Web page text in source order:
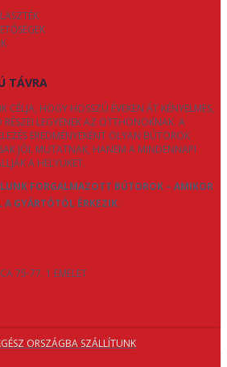
TÁVRA
CÉLJA, HOGY HOSSZÚ ÉVEKEN ÁT KÉNYELMES,
RÉSZEI LEGYENEK AZ OTTHONOKNAK. A
EREDMÉNYEKÉNT OLYAN BÚTOROK
JÓL MUTATNAK, HANEM A MINDENNAPI
A HELYÜKET.
FORGALMAZOTT BÚTOROK – AMIKOR
GYÁRTÓTÓL ÉRKEZIK.
75-77. 1 EMELET
ORSZÁGBA SZÁLLÍTUNK